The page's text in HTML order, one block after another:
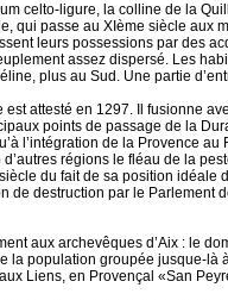
celto-ligure, la colline de la
qui passe au XIème siècle aux
leurs possessions par des
assez dispersé. Les
plus au Sud. Une partie
attesté en 1297. Il fusionne
points de passage de la
l’intégration de la Provence au
régions le fléau de la
du fait de sa position idéale
de destruction par le Parlement
aux archevêques d’Aix : le
la population groupée jusque-là
Liens, en Provençal «San